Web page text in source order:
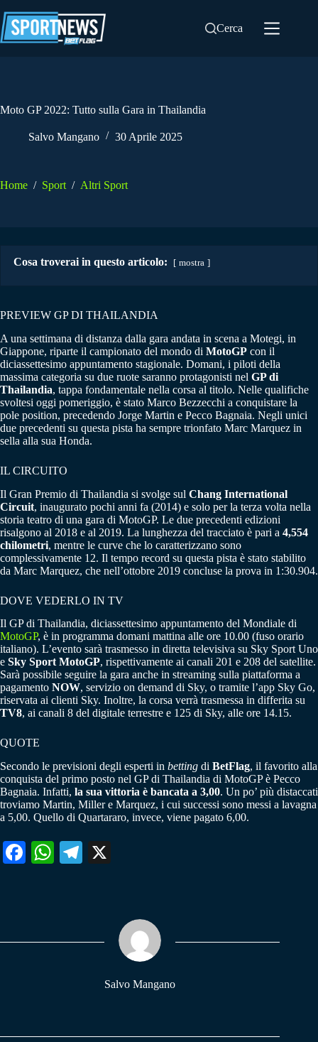
al
contenuto
Cerca
Moto GP 2022: Tutto sulla Gara in Thailandia
Salvo Mangano 30 Aprile 2025
Home / Sport / Altri Sport
Cosa troverai in questo articolo: mostra
PREVIEW GP DI THAILANDIA
A una settimana di distanza dalla gara andata in scena a Motegi, in
Giappone, riparte il campionato del mondo di MotoGP con il
diciassettesimo appuntamento stagionale. Domani, i piloti della
massima categoria su due ruote saranno protagonisti nel GP di
Thailandia, tappa fondamentale nella corsa al titolo. Nelle qualifiche
svoltesi oggi pomeriggio, è stato Marco Bezzecchi a conquistare la
pole position, precedendo Jorge Martin e Pecco Bagnaia. Negli unici
due precedenti su questa pista ha sempre trionfato Marc Marquez in
sella alla sua Honda.
IL CIRCUITO
Il Gran Premio di Thailandia si svolge sul Chang International
Circuit, inaugurato pochi anni fa (2014) e solo per la terza volta nella
storia teatro di una gara di MotoGP. Le due precedenti edizioni
risalgono al 2018 e al 2019. La lunghezza del tracciato è pari a 4,554
chilometri, mentre le curve che lo caratterizzano sono
complessivamente 12. Il tempo record su questa pista è stato stabilito
da Marc Marquez, che nell’ottobre 2019 concluse la prova in 1:30.904.
DOVE VEDERLO IN TV
Il GP di Thailandia, diciassettesimo appuntamento del Mondiale di
MotoGP, è in programma domani mattina alle ore 10.00 (fuso orario
italiano). L’evento sarà trasmesso in diretta televisiva su Sky Sport Uno
e Sky Sport MotoGP, rispettivamente ai canali 201 e 208 del satellite.
Sarà possibile seguire la gara anche in streaming sulla piattaforma a
pagamento NOW, servizio on demand di Sky, o tramite l’app Sky Go,
riservata ai clienti Sky. Inoltre, la corsa verrà trasmessa in differita su
TV8, ai canali 8 del digitale terrestre e 125 di Sky, alle ore 14.15.
QUOTE
Secondo le previsioni degli esperti in betting di BetFlag, il favorito alla
conquista del primo posto nel GP di Thailandia di MotoGP è Pecco
Bagnaia. Infatti, la sua vittoria è bancata a 3,00. Un po’ più distaccati
troviamo Martin, Miller e Marquez, i cui successi sono messi a lavagna
a 5,00. Quello di Quartararo, invece, viene pagato 6,00.
Fa W
pp
Te
m
Salvo Mangano